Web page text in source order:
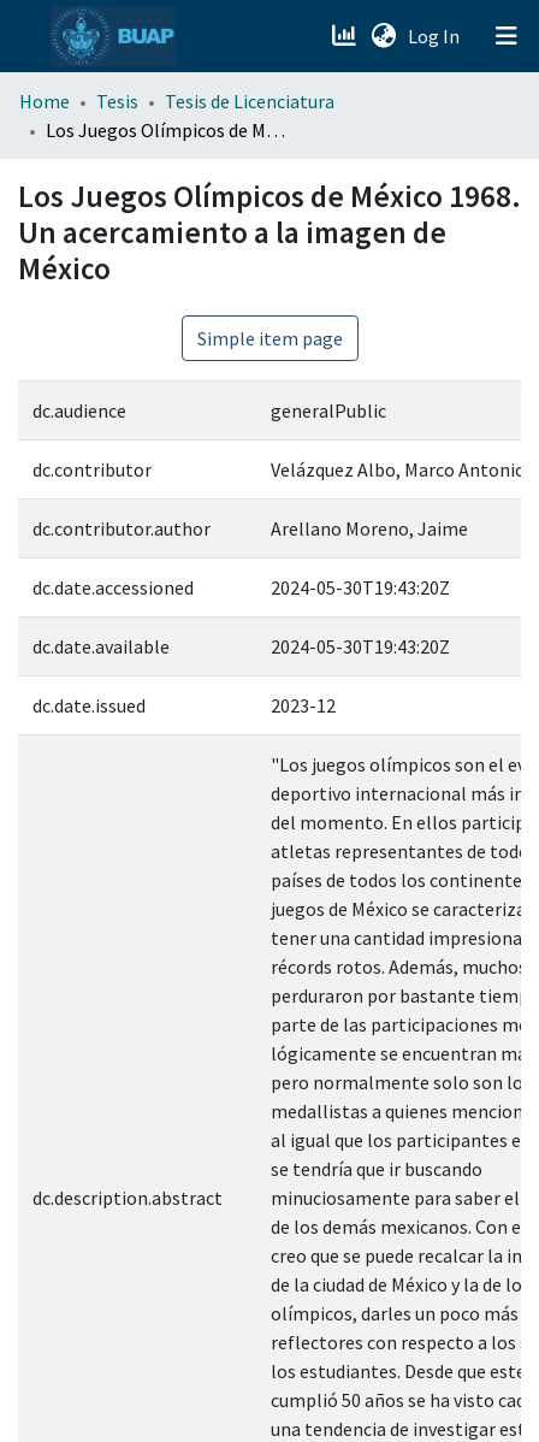
Log In (current)
menu.section.about_menu
Home Tesis
Tesis de Licenciatura
Los Juegos Olímpicos de México 1968. Un acercamiento a la imagen de México
Los Juegos Olímpicos de México 1968.
Un acercamiento a la imagen de
México
Simple item page
dc.audience generalPublic
dc.contributor Velázquez Albo, Marco Antonio
dc.contributor.author Arellano Moreno, Jaime
dc.date.accessioned 2024-05-30T19:43:20Z
dc.date.available 2024-05-30T19:43:20Z
dc.date.issued 2023-12
dc.description.abstract
"Los juegos olímpicos son el
deportivo internacional más
del momento. En ellos
atletas representantes de
países de todos los continentes.
juegos de México se
tener una cantidad
récords rotos. Además, muchos
perduraron por bastante
parte de las participaciones
lógicamente se encuentran
pero normalmente solo son los
medallistas a quienes
al igual que los participantes
se tendría que ir buscando
minuciosamente para saber el
de los demás mexicanos. Con
creo que se puede recalcar la
de la ciudad de México y la de los
olímpicos, darles un poco más
reflectores con respecto a los
los estudiantes. Desde que este
cumplió 50 años se ha visto
una tendencia de investigar